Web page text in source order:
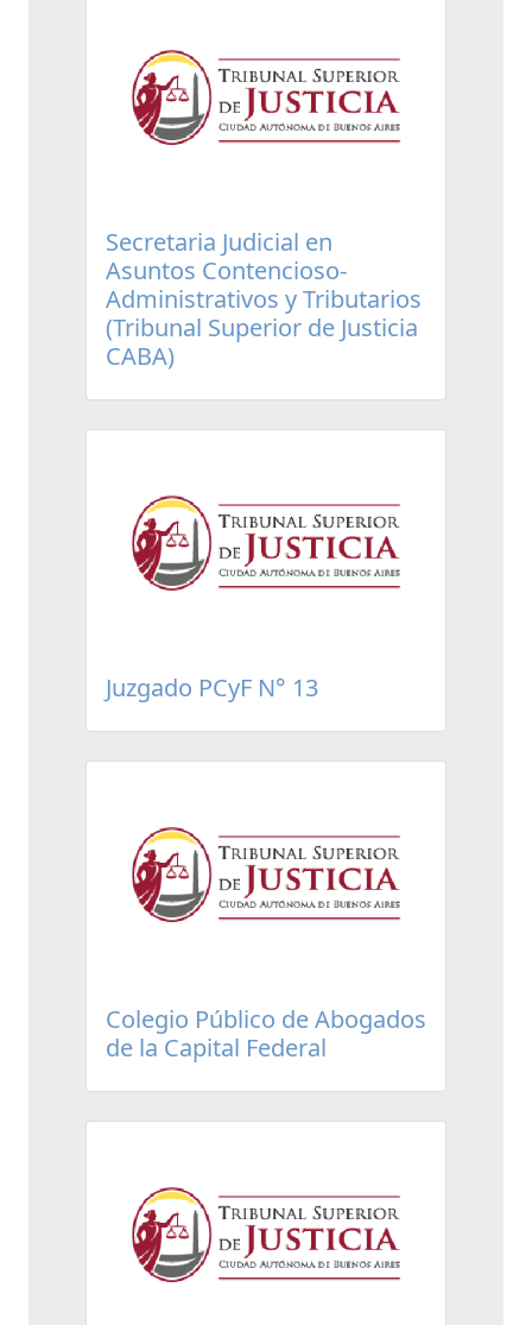
Secretaria Judicial en
Asuntos Contencioso-
Administrativos y Tributarios
(Tribunal Superior de Justicia
CABA)
Juzgado PCyF N° 13
Colegio Público de Abogados
de la Capital Federal